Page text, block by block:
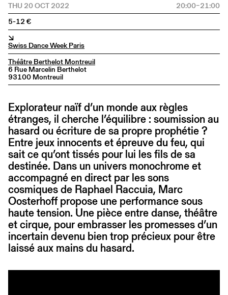
THU 20 OCT 2022
20:00–21:00
5-12 €
↘
Swiss Dance Week Paris
Théâtre Berthelot Montreuil
6 Rue Marcelin Berthelot
93100 Montreuil
Explorateur naïf d’un monde aux règles
étranges, il cherche l’équilibre : soumission au
hasard ou écriture de sa propre prophétie ?
Entre jeux innocents et épreuve du feu, qui
sait ce qu’ont tissés pour lui les fils de sa
destinée. Dans un univers monochrome et
accompagné en direct par les sons
cosmiques de Raphael Raccuia, Marc
Oosterhoff propose une performance sous
haute tension. Une pièce entre danse, théâtre
et cirque, pour embrasser les promesses d’un
incertain devenu bien trop précieux pour être
laissé aux mains du hasard.